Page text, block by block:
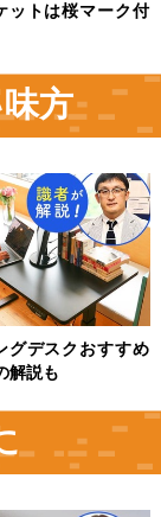
ットは桜マーク付
方
グデスクおすすめ
解説も